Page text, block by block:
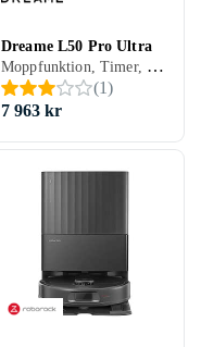
Dreame L50 Pro Ultra
Moppfunktion, Timer, Röststyrning, Schemaläggning, Fjärrkontroll, Trappsensor, Automatisk dockning, Virtuella väggar, Anpassad för husdjur, Appstyrning, Stöder kantrengöring, Automatisk mopptorkning, Dockningsstation, 260 min, Hårda golv, Mattor, 68 dB, Självtömmande
(1)
7 963 kr